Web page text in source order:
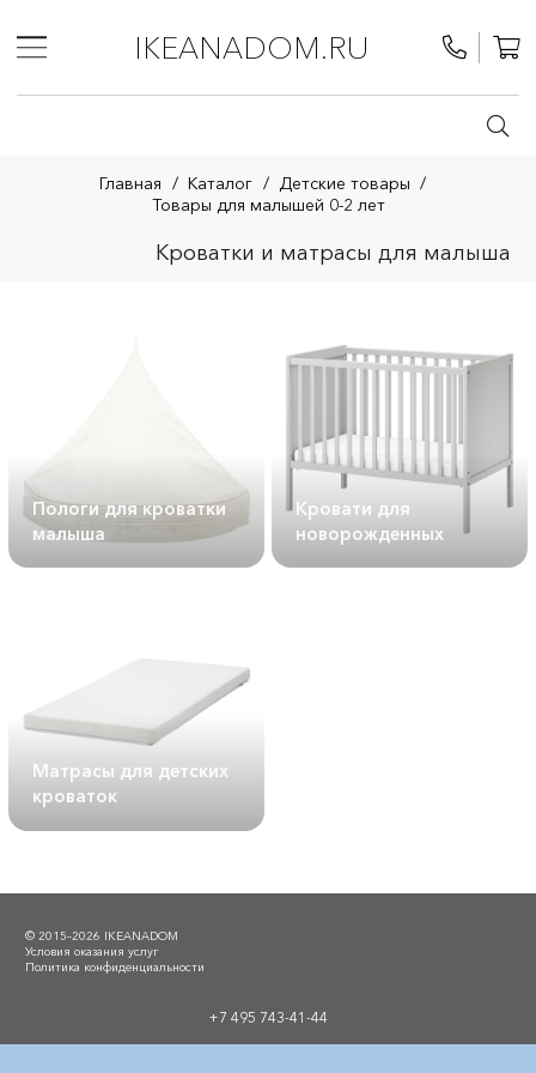
IKEANADOM.RU
Главная / Каталог / Детские товары /
Товары для малышей 0-2 лет
Кроватки и матрасы для малыша
Пологи для кроватки
малыша
Кровати для
новорожденных
Матрасы для детских
кроваток
© 2015–2026 IKEANADOM
Условия оказания услуг
Политика конфиденциальности
+7 495 743-41-44